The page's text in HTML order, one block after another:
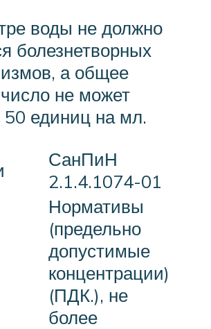
воды не должно
болезнетворных
а общее
не может
единиц на мл.
СанПиН
2.1.4.1074-01
Нормативы
(предельно
допустимые
концентрации)
(ПДК.), не
более